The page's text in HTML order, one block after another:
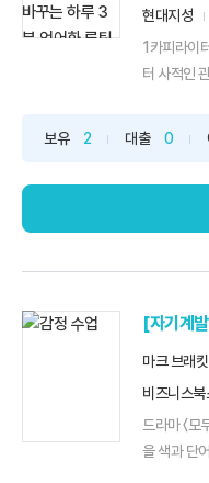
현대지성
1카피라이
터 사적인
보유 2 대출 0
[자기계
마크 브래킷
비즈니스북
드라마 〈
을 색과 단